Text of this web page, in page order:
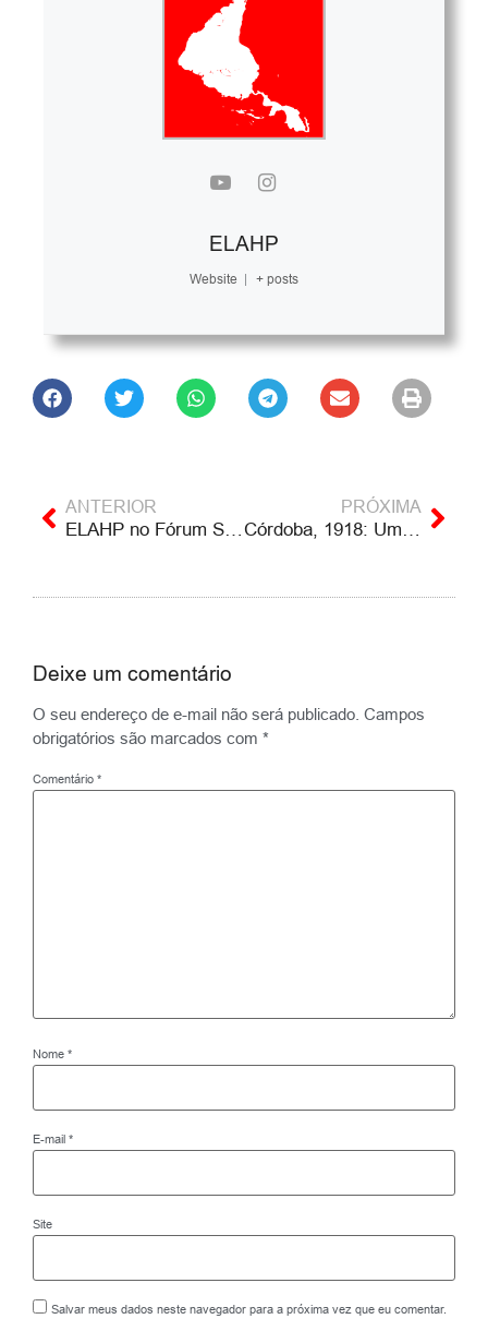
ELAHP
Website | + posts
ANTERIOR
ELAHP no Fórum Social Mundial 2018
PRÓXIMA
Córdoba, 1918: Uma reforma percorre a América Latina
Deixe um comentário
O seu endereço de e-mail não será publicado. Campos
obrigatórios são marcados com *
Comentário *
Nome *
E-mail *
Site
Salvar meus dados neste navegador para a próxima vez que eu comentar.